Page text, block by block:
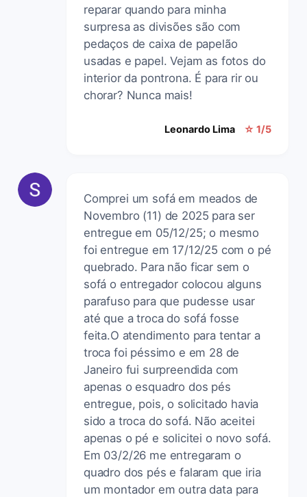
reparar quando para minha
surpresa as divisões são com
pedaços de caixa de papelão
usadas e papel. Vejam as fotos do
interior da pontrona. É para rir ou
chorar? Nunca mais!
Leonardo Lima ☆ 1/5
Comprei um sofá em meados de
Novembro (11) de 2025 para ser
entregue em 05/12/25; o mesmo
foi entregue em 17/12/25 com o pé
quebrado. Para não ficar sem o
sofá o entregador colocou alguns
parafuso para que pudesse usar
até que a troca do sofá fosse
feita.O atendimento para tentar a
troca foi péssimo e em 28 de
Janeiro fui surpreendida com
apenas o esquadro dos pés
entregue, pois, o solicitado havia
sido a troca do sofá. Não aceitei
apenas o pé e solicitei o novo sofá.
Em 03/2/26 me entregaram o
quadro dos pés e falaram que iria
um montador em outra data para